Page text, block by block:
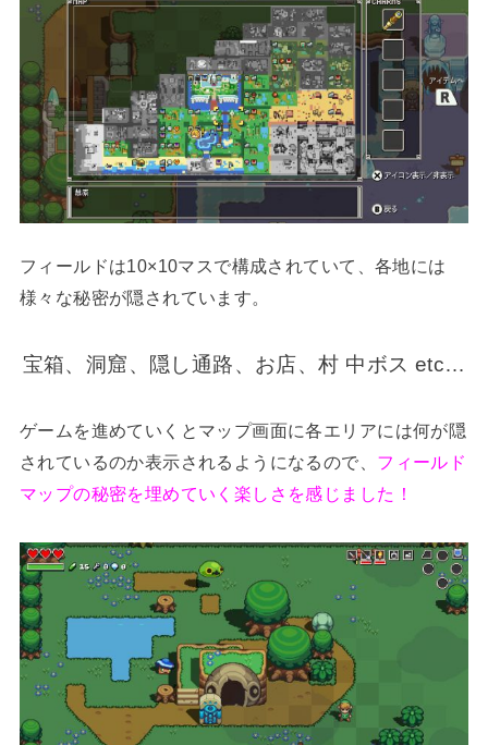
フィールドは10×10マスで構成されていて、各地には
様々な秘密が隠されています。
宝箱、洞窟、隠し通路、お店、村 中ボス etc…
ゲームを進めていくとマップ画面に各エリアには何が隠
されているのか表示されるようになるので、 フィールド
マップの秘密を埋めていく楽しさを感じました！